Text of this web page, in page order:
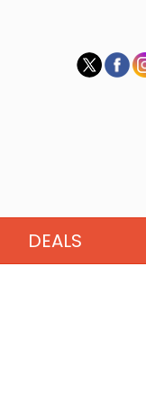
DEALS